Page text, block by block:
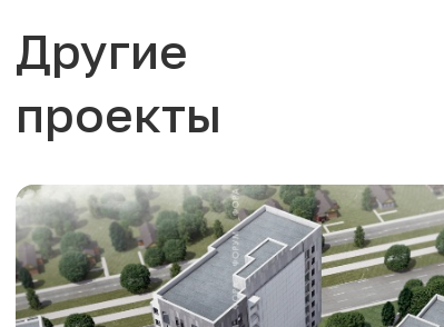
Другие
проекты